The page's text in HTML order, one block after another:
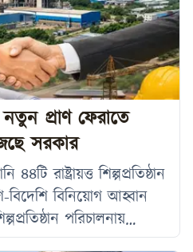
প্রায় ৩৭ দশমিক ৮৫
ব্যাংকের
ট্রেজারি ম্যানেজমেন্ট
এ তথ্য জানানো
নতুন প্রাণ ফেরাতে
সরকার
রাষ্ট্রায়ত্ত শিল্পপ্রতিষ্ঠান
বিনিয়োগ আহ্বান
পরিচালনায়
যৌথ উদ্যোগ,